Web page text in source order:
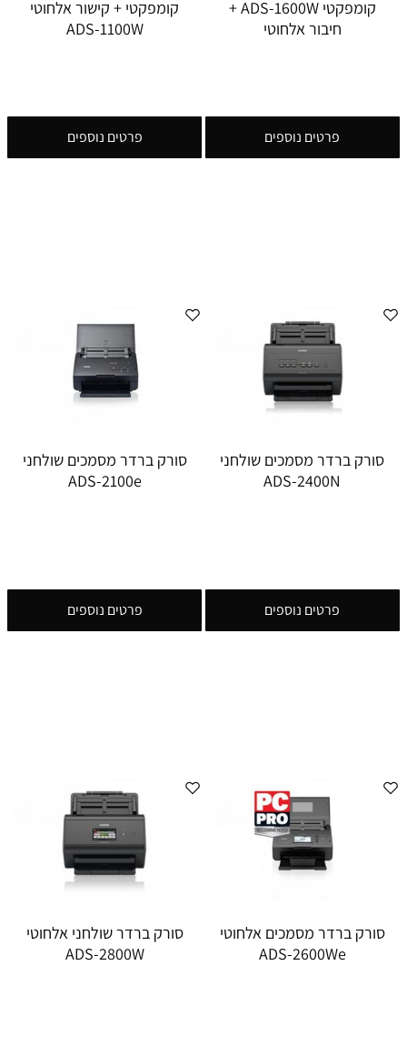
קומפקטי ADS-1600W +
חיבור אלחוטי
פרטים נוספים
קומפקטי + קישור אלחוטי
ADS-1100W
פרטים נוספים
סורק ברדר מסמכים שולחני
ADS-2400N
פרטים נוספים
סורק ברדר מסמכים שולחני
ADS-2100e
פרטים נוספים
סורק ברדר מסמכים אלחוטי
ADS-2600We
סורק ברדר שולחני אלחוטי
ADS-2800W